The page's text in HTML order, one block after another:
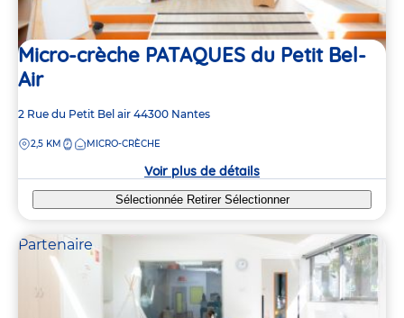
Micro-crèche PATAQUES du Petit Bel-
Air
Adresse
la
2 Rue du Petit Bel air 44300 Nantes
DISTANCE
2,5 KM MICRO-CRÈCHE
Voir plus de détails
Sélectionnée Retirer Sélectionner
Partenaire